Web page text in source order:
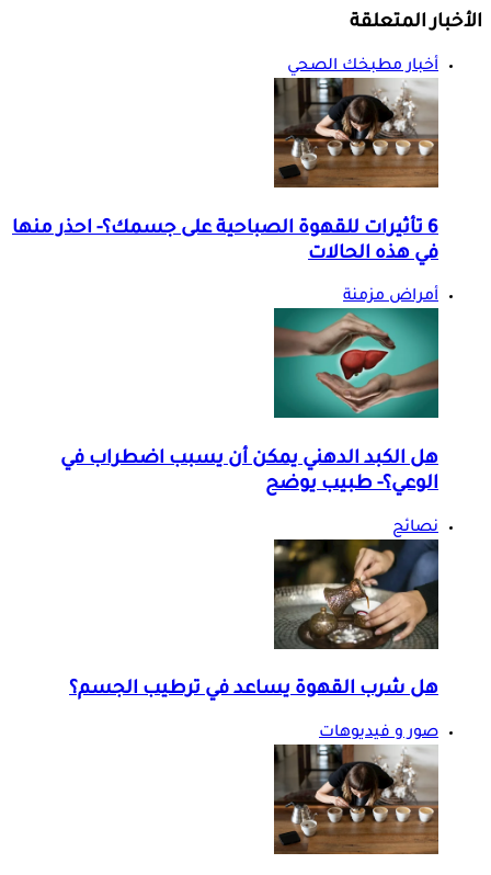
الأخبار المتعلقة
أخبار مطبخك الصحي
6 تأثيرات للقهوة الصباحية على جسمك؟- احذر منها
في هذه الحالات
أمراض مزمنة
هل الكبد الدهني يمكن أن يسبب اضطراب في
الوعي؟- طبيب يوضح
نصائح
هل شرب القهوة يساعد في ترطيب الجسم؟
صور و فيديوهات